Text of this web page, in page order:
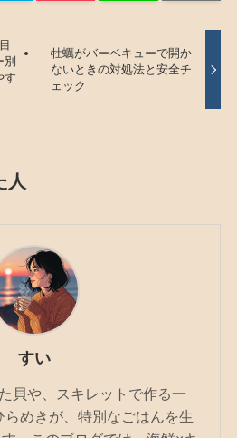
す
牡蠣がバーベキューで開か
ないときの対処法と安全チ
ェック
人
すい
貝や、スキレットで作る一
らめきが、特別なごはんを生